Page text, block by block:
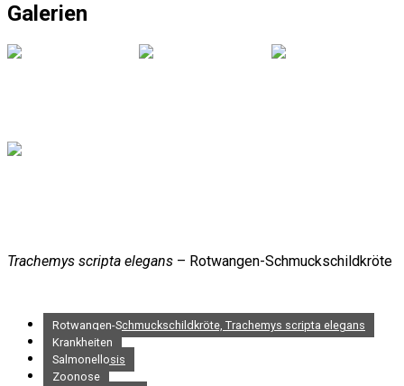
Galerien
Trachemys scripta elegans – Rotwangen-Schmuckschildkröte
Rotwangen-Schmuckschildkröte, Trachemys scripta elegans
Krankheiten
Salmonellosis
Zoonose